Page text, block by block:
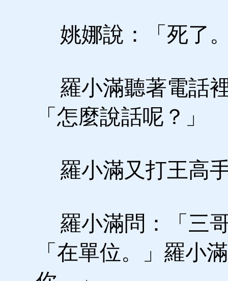
姚娜說：「死了
羅小滿聽著電話
「怎麼說話呢？」
羅小滿又打王高
羅小滿問：「三
「在單位。」羅小